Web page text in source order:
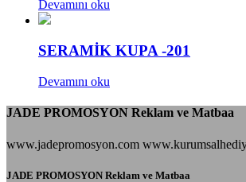
Devamını oku
SERAMİK KUPA -201
Devamını oku
JADE PROMOSYON Reklam ve Matbaa
www.jadepromosyon.com
JADE PROMOSYON Reklam ve Matbaa